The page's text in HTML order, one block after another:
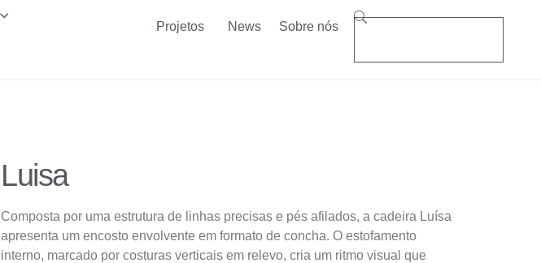
Projetos News Sobre nós
Luisa
Composta por uma estrutura de linhas precisas e pés afilados, a cadeira Luísa
apresenta um encosto envolvente em formato de concha. O estofamento
interno, marcado por costuras verticais em relevo, cria um ritmo visual que